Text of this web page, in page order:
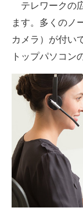
釣り具・釣り用品
メディア
注目記事を集め
ITの今と未来を見
スマホと通信の
進化するPCとデ
好きが集まる
ビジネスと働き
テレワークの
ます。多くのノ
カメラ）が付い
トップパソコン